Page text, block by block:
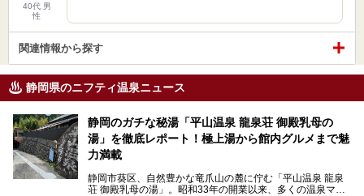
40代 男
性
関連情報から探す
静岡県のニフティ温泉ニュース
静岡のガチな秘湯「平山温泉 龍泉荘 御殿乳母の
湯」を徹底レポート！極上湯から館内グルメまで魅
力満載
静岡市葵区、自然豊かな竜爪山の麓に佇む「平山温泉 龍泉
荘 御殿乳母の湯」。昭和33年の開業以来、多くの温泉マニ